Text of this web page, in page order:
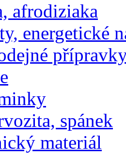
afrodiziaka
energetické
spánek
materiál